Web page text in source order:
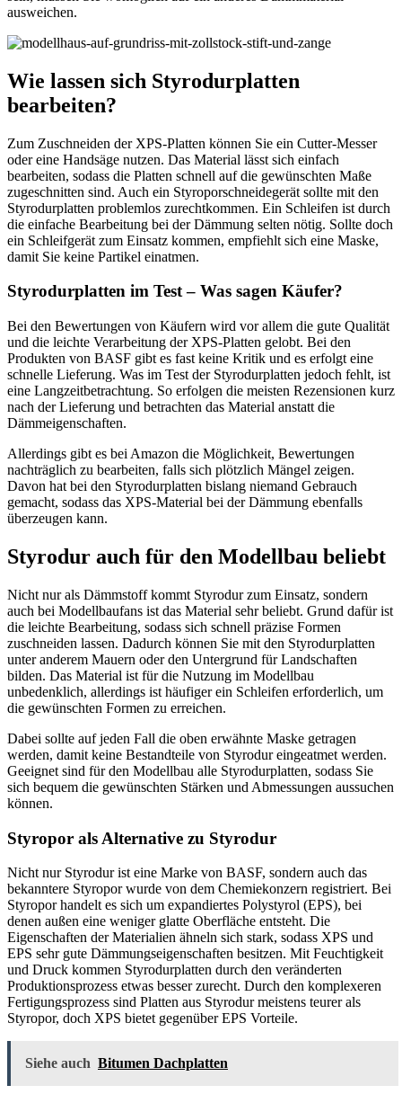
ausweichen.
Wie lassen sich Styrodurplatten
bearbeiten?
Zum Zuschneiden der XPS-Platten können Sie ein Cutter-Messer
oder eine Handsäge nutzen. Das Material lässt sich einfach
bearbeiten, sodass die Platten schnell auf die gewünschten Maße
zugeschnitten sind. Auch ein Styroporschneidegerät sollte mit den
Styrodurplatten problemlos zurechtkommen. Ein Schleifen ist durch
die einfache Bearbeitung bei der Dämmung selten nötig. Sollte doch
ein Schleifgerät zum Einsatz kommen, empfiehlt sich eine Maske,
damit Sie keine Partikel einatmen.
Styrodurplatten im Test – Was sagen Käufer?
Bei den Bewertungen von Käufern wird vor allem die gute Qualität
und die leichte Verarbeitung der XPS-Platten gelobt. Bei den
Produkten von BASF gibt es fast keine Kritik und es erfolgt eine
schnelle Lieferung. Was im Test der Styrodurplatten jedoch fehlt, ist
eine Langzeitbetrachtung. So erfolgen die meisten Rezensionen kurz
nach der Lieferung und betrachten das Material anstatt die
Dämmeigenschaften.
Allerdings gibt es bei Amazon die Möglichkeit, Bewertungen
nachträglich zu bearbeiten, falls sich plötzlich Mängel zeigen.
Davon hat bei den Styrodurplatten bislang niemand Gebrauch
gemacht, sodass das XPS-Material bei der Dämmung ebenfalls
überzeugen kann.
Styrodur auch für den Modellbau beliebt
Nicht nur als Dämmstoff kommt Styrodur zum Einsatz, sondern
auch bei Modellbaufans ist das Material sehr beliebt. Grund dafür ist
die leichte Bearbeitung, sodass sich schnell präzise Formen
zuschneiden lassen. Dadurch können Sie mit den Styrodurplatten
unter anderem Mauern oder den Untergrund für Landschaften
bilden. Das Material ist für die Nutzung im Modellbau
unbedenklich, allerdings ist häufiger ein Schleifen erforderlich, um
die gewünschten Formen zu erreichen.
Dabei sollte auf jeden Fall die oben erwähnte Maske getragen
werden, damit keine Bestandteile von Styrodur eingeatmet werden.
Geeignet sind für den Modellbau alle Styrodurplatten, sodass Sie
sich bequem die gewünschten Stärken und Abmessungen aussuchen
können.
Styropor als Alternative zu Styrodur
Nicht nur Styrodur ist eine Marke von BASF, sondern auch das
bekanntere Styropor wurde von dem Chemiekonzern registriert. Bei
Styropor handelt es sich um expandiertes Polystyrol (EPS), bei
denen außen eine weniger glatte Oberfläche entsteht. Die
Eigenschaften der Materialien ähneln sich stark, sodass XPS und
EPS sehr gute Dämmungseigenschaften besitzen. Mit Feuchtigkeit
und Druck kommen Styrodurplatten durch den veränderten
Produktionsprozess etwas besser zurecht. Durch den komplexeren
Fertigungsprozess sind Platten aus Styrodur meistens teurer als
Styropor, doch XPS bietet gegenüber EPS Vorteile.
Siehe auch Bitumen Dachplatten